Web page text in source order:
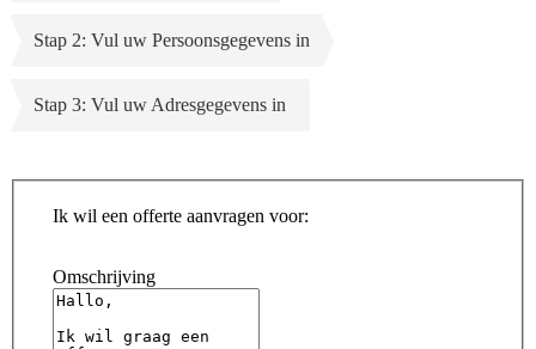
Stap 2: Vul uw Persoonsgegevens in
Stap 3: Vul uw Adresgegevens in
Ik wil een offerte aanvragen voor:
Omschrijving